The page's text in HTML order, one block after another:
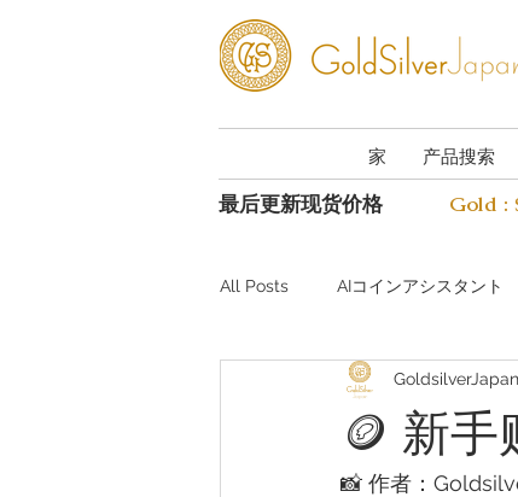
家 产品搜索
最后更新现货价格 Gold :
All Posts AIコインアシスタント
Investing guide Q&A
AI Coin Assistant Q&A
🪙 新手
GoldsilverJapan
📸 作者：